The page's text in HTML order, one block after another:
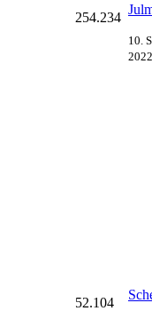
254.234
10.
52.104